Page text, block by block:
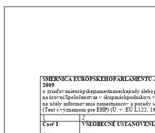
SMERNICA EURÓPSKEHOPARLAMENTU
2009
o zriaďovaníeurópskejzamestnaneckejradyalebo
na úrovniSpoločenstvaa v skupináchpodnikovs
na účely informovania zamestnancov a porady
(Text s významom pre EHP) (Ú. v. EÚ L122,
1
2
Časť I
VŠEOBECNÉ